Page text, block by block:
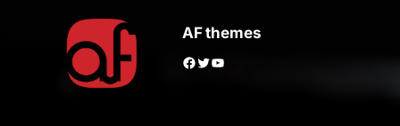
AF themes
Facebook Twitter YouTube